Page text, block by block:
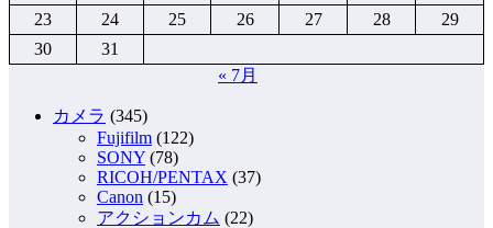
23
24 25 26 27 28
29
30
31
« 7月
カメラ (345)
Fujifilm (122)
SONY (78)
RICOH/PENTAX (37)
Canon (15)
アクションカム (22)